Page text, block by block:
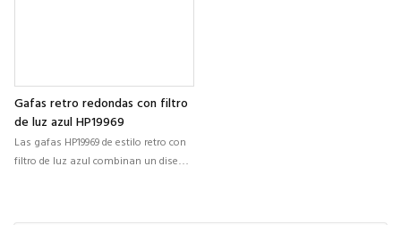
Gafas retro redondas con filtro
de luz azul HP19969
Las gafas HP19969 de estilo retro con
filtro de luz azul combinan un diseño
materiales duraderos y ligeros para